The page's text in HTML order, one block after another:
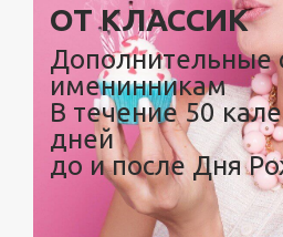
ОТ КЛАССИК
Дополнительные
именинникам
В течение 50
дней
до и после Дня